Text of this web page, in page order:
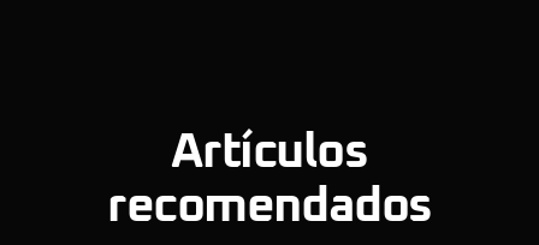
Artículos
recomendados